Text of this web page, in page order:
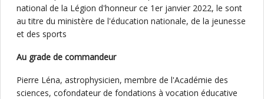
national de la Légion d'honneur ce 1er janvier 2022, le sont
au titre du ministère de l'éducation nationale, de la jeunesse
et des sports
Au grade de commandeur
Pierre Léna, astrophysicien, membre de l'Académie des
sciences, cofondateur de fondations à vocation éducative